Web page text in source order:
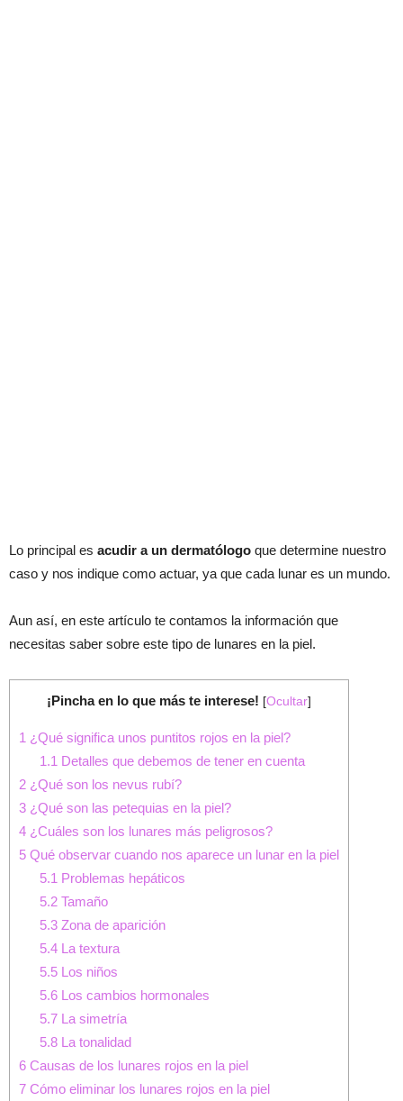
Lo principal es acudir a un dermatólogo que determine nuestro
caso y nos indique como actuar, ya que cada lunar es un mundo.
Aun así, en este artículo te contamos la información que
necesitas saber sobre este tipo de lunares en la piel.
¡Pincha en lo que más te interese! [Ocultar]
1 ¿Qué significa unos puntitos rojos en la piel?
1.1 Detalles que debemos de tener en cuenta
2 ¿Qué son los nevus rubí?
3 ¿Qué son las petequias en la piel?
4 ¿Cuáles son los lunares más peligrosos?
5 Qué observar cuando nos aparece un lunar en la piel
5.1 Problemas hepáticos
5.2Tamaño
5.3Zona de aparición
5.4La textura
5.5Los niños
5.6Los cambios hormonales
5.7La simetría
5.8La tonalidad
6 Causas de los lunares rojos en la piel
7 Cómo eliminar los lunares rojos en la piel